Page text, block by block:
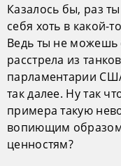
Казалось бы, раз
себя хоть в какой-
Ведь ты не можешь
расстрела из
парламентарии
так далее. Ну так
примера такую
вопиющим
ценностям?